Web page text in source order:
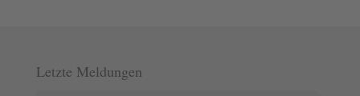
Letzte Meldungen